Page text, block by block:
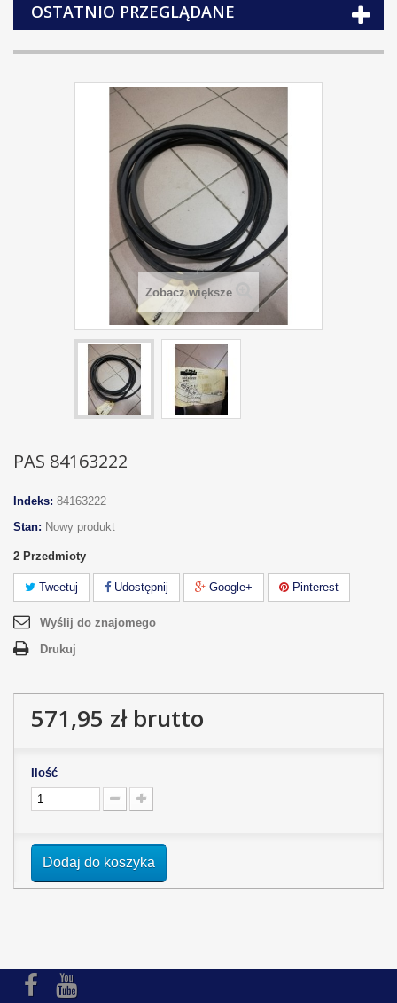
OSTATNIO PRZEGLĄDANE
Zobacz większe
PAS 84163222
Indeks: 84163222
Stan: Nowy produkt
2 Przedmioty
Tweetuj Udostępnij Google+ Pinterest
Wyślij do znajomego
Drukuj
571,95 złbrutto
Ilość
Dodaj do koszyka